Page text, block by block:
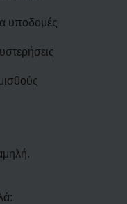
υποδομές